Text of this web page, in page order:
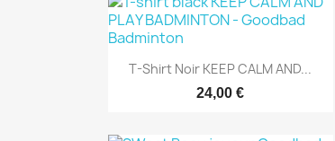
Aperçu rapide
T-Shirt Noir KEEP CALM AND...
24,00 €